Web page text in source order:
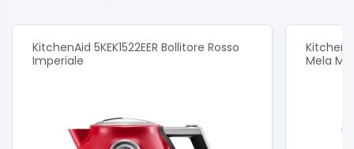
KitchenAid 5KEK1522EER Bollitore Rosso
Imperiale
Mela